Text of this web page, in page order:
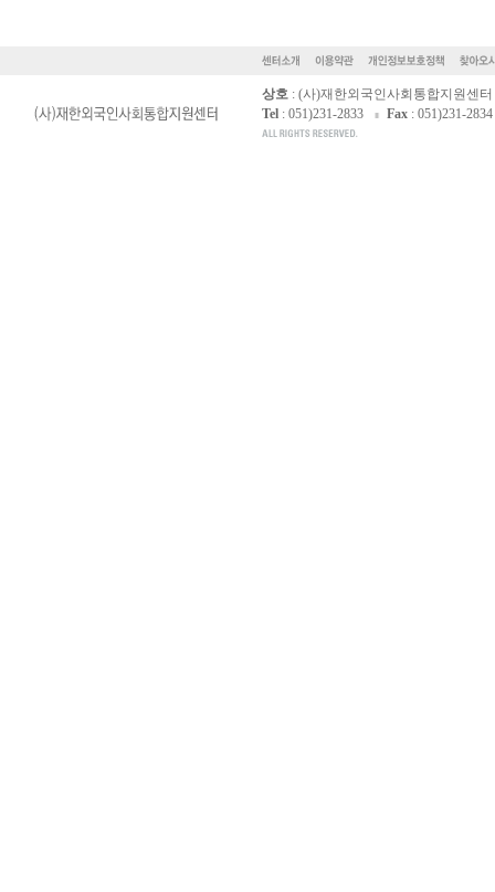
상호 : (사)재한외국인사회통합지원센터
Tel : 051)231-2833 Fax : 051)231-2834